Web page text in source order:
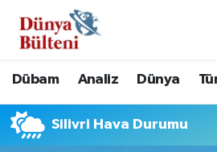
Dübam Analiz Dünya
Silivri Hava Durumu
Hava Durumu
Namaz Vakitleri